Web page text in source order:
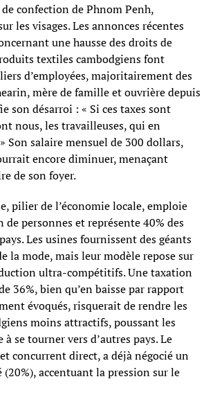
confection de Phnom Penh,
les visages. Les annonces récentes
une hausse des droits de
textiles cambodgiens font
d’employées, majoritairement des
mère de famille et ouvrière depuis
son désarroi : « Si ces taxes sont
nous, les travailleuses, qui en
Son salaire mensuel de 300 dollars,
encore diminuer, menaçant
de son foyer.
pilier de l’économie locale, emploie
personnes et représente 40% des
Les usines fournissent des géants
la mode, mais leur modèle repose sur
ultra-compétitifs. Une taxation
36%, bien qu’en baisse par rapport
évoqués, risquerait de rendre les
moins attractifs, poussant les
à se tourner vers d’autres pays. Le
concurrent direct, a déjà négocié un
accentuant la pression sur le